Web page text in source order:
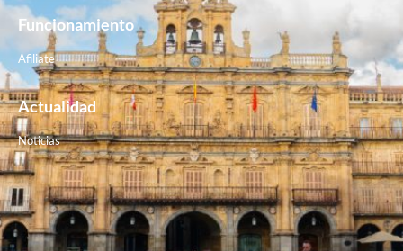
Funcionamiento
Afiliate
Actualidad
Noticias